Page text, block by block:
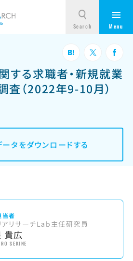
する求職者・新規就業
査（2022年9-10月）
タをダウンロードする
当者
アリサーチLab主任研究員
貴広
SEKINE